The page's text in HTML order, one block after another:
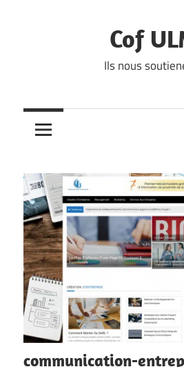
Cof
Ils nous
communication-